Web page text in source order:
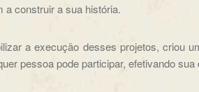
a construir a sua história.
a execução desses projetos, criou
pessoa pode participar, efetivando sua